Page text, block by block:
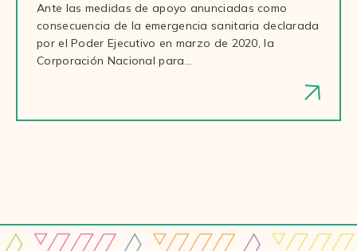
Ante las medidas de apoyo anunciadas como
consecuencia de la emergencia sanitaria declarada
por el Poder Ejecutivo en marzo de 2020, la
Corporación Nacional para…